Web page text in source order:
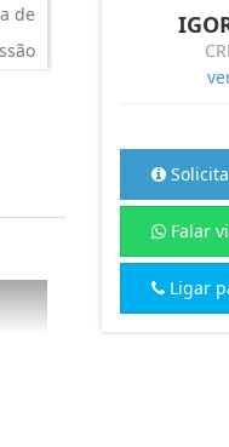
de
Falar
Ligar